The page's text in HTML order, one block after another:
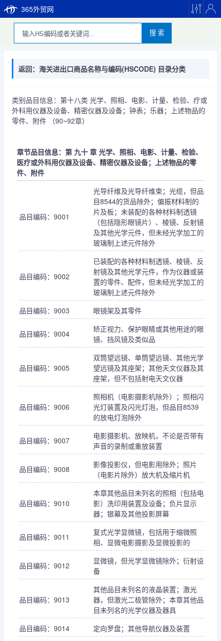
365外贸网
搜 索
返回：海关进出口商品名称与编码(HSCODE) 目录分类
类别品目信息：第十八类 光学、照相、电影、计量、检验、疗或
外科用仪器及设备、精密仪器及设备；钟表；乐器；上述物品的
零件、附件 （90~92章）
章节品目信息：第 九十 章 光学、照相、电影、计量、检验、
医疗或外科用仪器及设备、精密仪器及设备；上述物品的零
件、附件
品目编码：9001
光导纤维及光导纤维束；光缆，但品
目8544的货品除外；偏振材料制的
片及板；未装配的各种材料制透镜
（包括隐形眼镜片）、棱镜、反射镜
及其他光学元件，但未经光学加工的
玻璃制上述元件除外
品目编码：9002
已装配的各种材料制透镜、棱镜、反
射镜及其他光学元件，作为仪器或装
置的零件、配件，但未经光学加工的
玻璃制上述元件除外
品目编码：9003
眼镜架及其零件
品目编码：9004
矫正视力、保护眼睛或其他用途的眼
镜、挡风镜及类似品
品目编码：9005
双筒望远镜、单筒望远镜、其他光学
望远镜及其座架；其他天文仪器及其
座架，但不包括射电天文仪器
品目编码：9006
照相机（电影摄影机除外）；照相闪
光灯装置及闪光灯泡，但品目8539
的放电灯泡除外
品目编码：9007
电影摄影机、放映机，不论是否带有
声音的录制或重放装置
品目编码：9008
影像投影仪，但电影用除外；照片
（电影片除外）放大机及缩片机
品目编码：9010
本章其他品目未列名的照相（包括电
影）洗印用装置及设备；负片显示
器；银幕及其他投影屏幕
品目编码：9011
复式光学显微镜，包括用于缩微照
相、显微电影摄影及显微投影的
品目编码：9012
显微镜，但光学显微镜除外；衍射设
备
品目编码：9013
其他品目未列名的液晶装置；激光
器，但激光二极管除外；本章其他品
目未列名的光学仪器及器具
品目编码：9014
定向罗盘；其他导航仪器及装置